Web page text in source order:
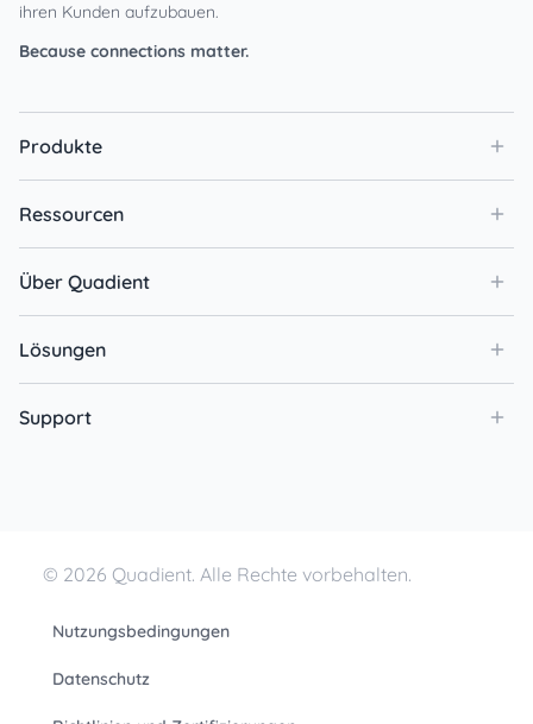
ihren Kunden aufzubauen.
Because connections matter.
Produkte
Ressourcen
Über Quadient
Lösungen
Support
© 2026 Quadient. Alle Rechte vorbehalten.
Nutzungsbedingungen
Datenschutz